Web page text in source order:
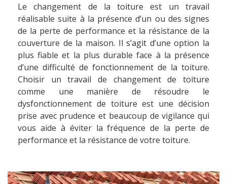
Le changement de la toiture est un travail
réalisable suite à la présence d’un ou des signes
de la perte de performance et la résistance de la
couverture de la maison. Il s’agit d’une option la
plus fiable et la plus durable face à la présence
d’une difficulté de fonctionnement de la toiture.
Choisir un travail de changement de toiture
comme une manière de résoudre le
dysfonctionnement de toiture est une décision
prise avec prudence et beaucoup de vigilance qui
vous aide à éviter la fréquence de la perte de
performance et la résistance de votre toiture.